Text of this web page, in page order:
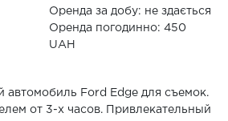
Оренда за добу: не здається
Оренда погодинно: 450
UAH
Ford Edge для съемок.
от 3-х часов. Привлекательный